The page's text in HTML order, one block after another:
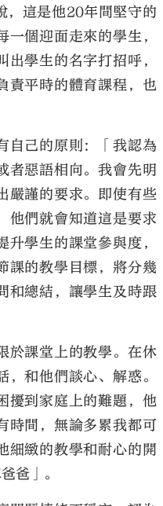
，這是他20年間堅守的
個迎面走來的學生，
學生的名字打招呼，
責平時的體育課程，也
自己的原則：「我認為
者惡語相向。我會先明
嚴謹的要求。即使有些
他們就會知道這是要求
學生的課堂參與度，
課的教學目標，將分幾
和總結，讓學生及時跟
於課堂上的教學。在休
和他們談心、解惑。
擾到家庭上的難題，他
時間，無論多累我都可
細緻的教學和耐心的開
爸」。